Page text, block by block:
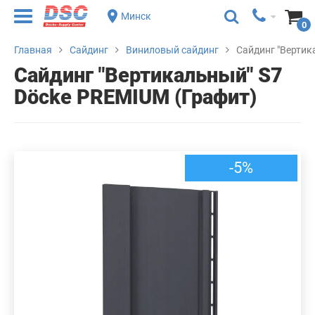
Минск
0
Главная Сайдинг Виниловый сайдинг Сайдинг
Сайдинг "Вертикальный" S7
Döcke PREMIUM (Графит)
-5%